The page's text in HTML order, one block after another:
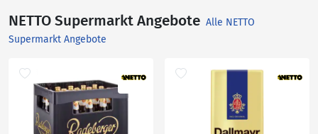
NETTO Supermarkt Angebote Alle NETTO
Supermarkt Angebote